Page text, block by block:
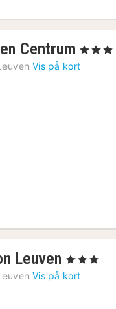
Centrum 1
nat
, 3 Stjerner
Vis på kort
Leuven 1
nat
, 3 Stjerner
Vis på kort